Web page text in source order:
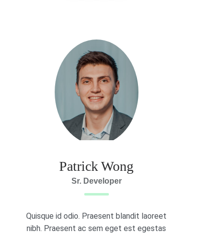
Patrick Wong
Sr. Developer
Quisque id odio. Praesent blandit laoreet
nibh. Praesent ac sem eget est egestas